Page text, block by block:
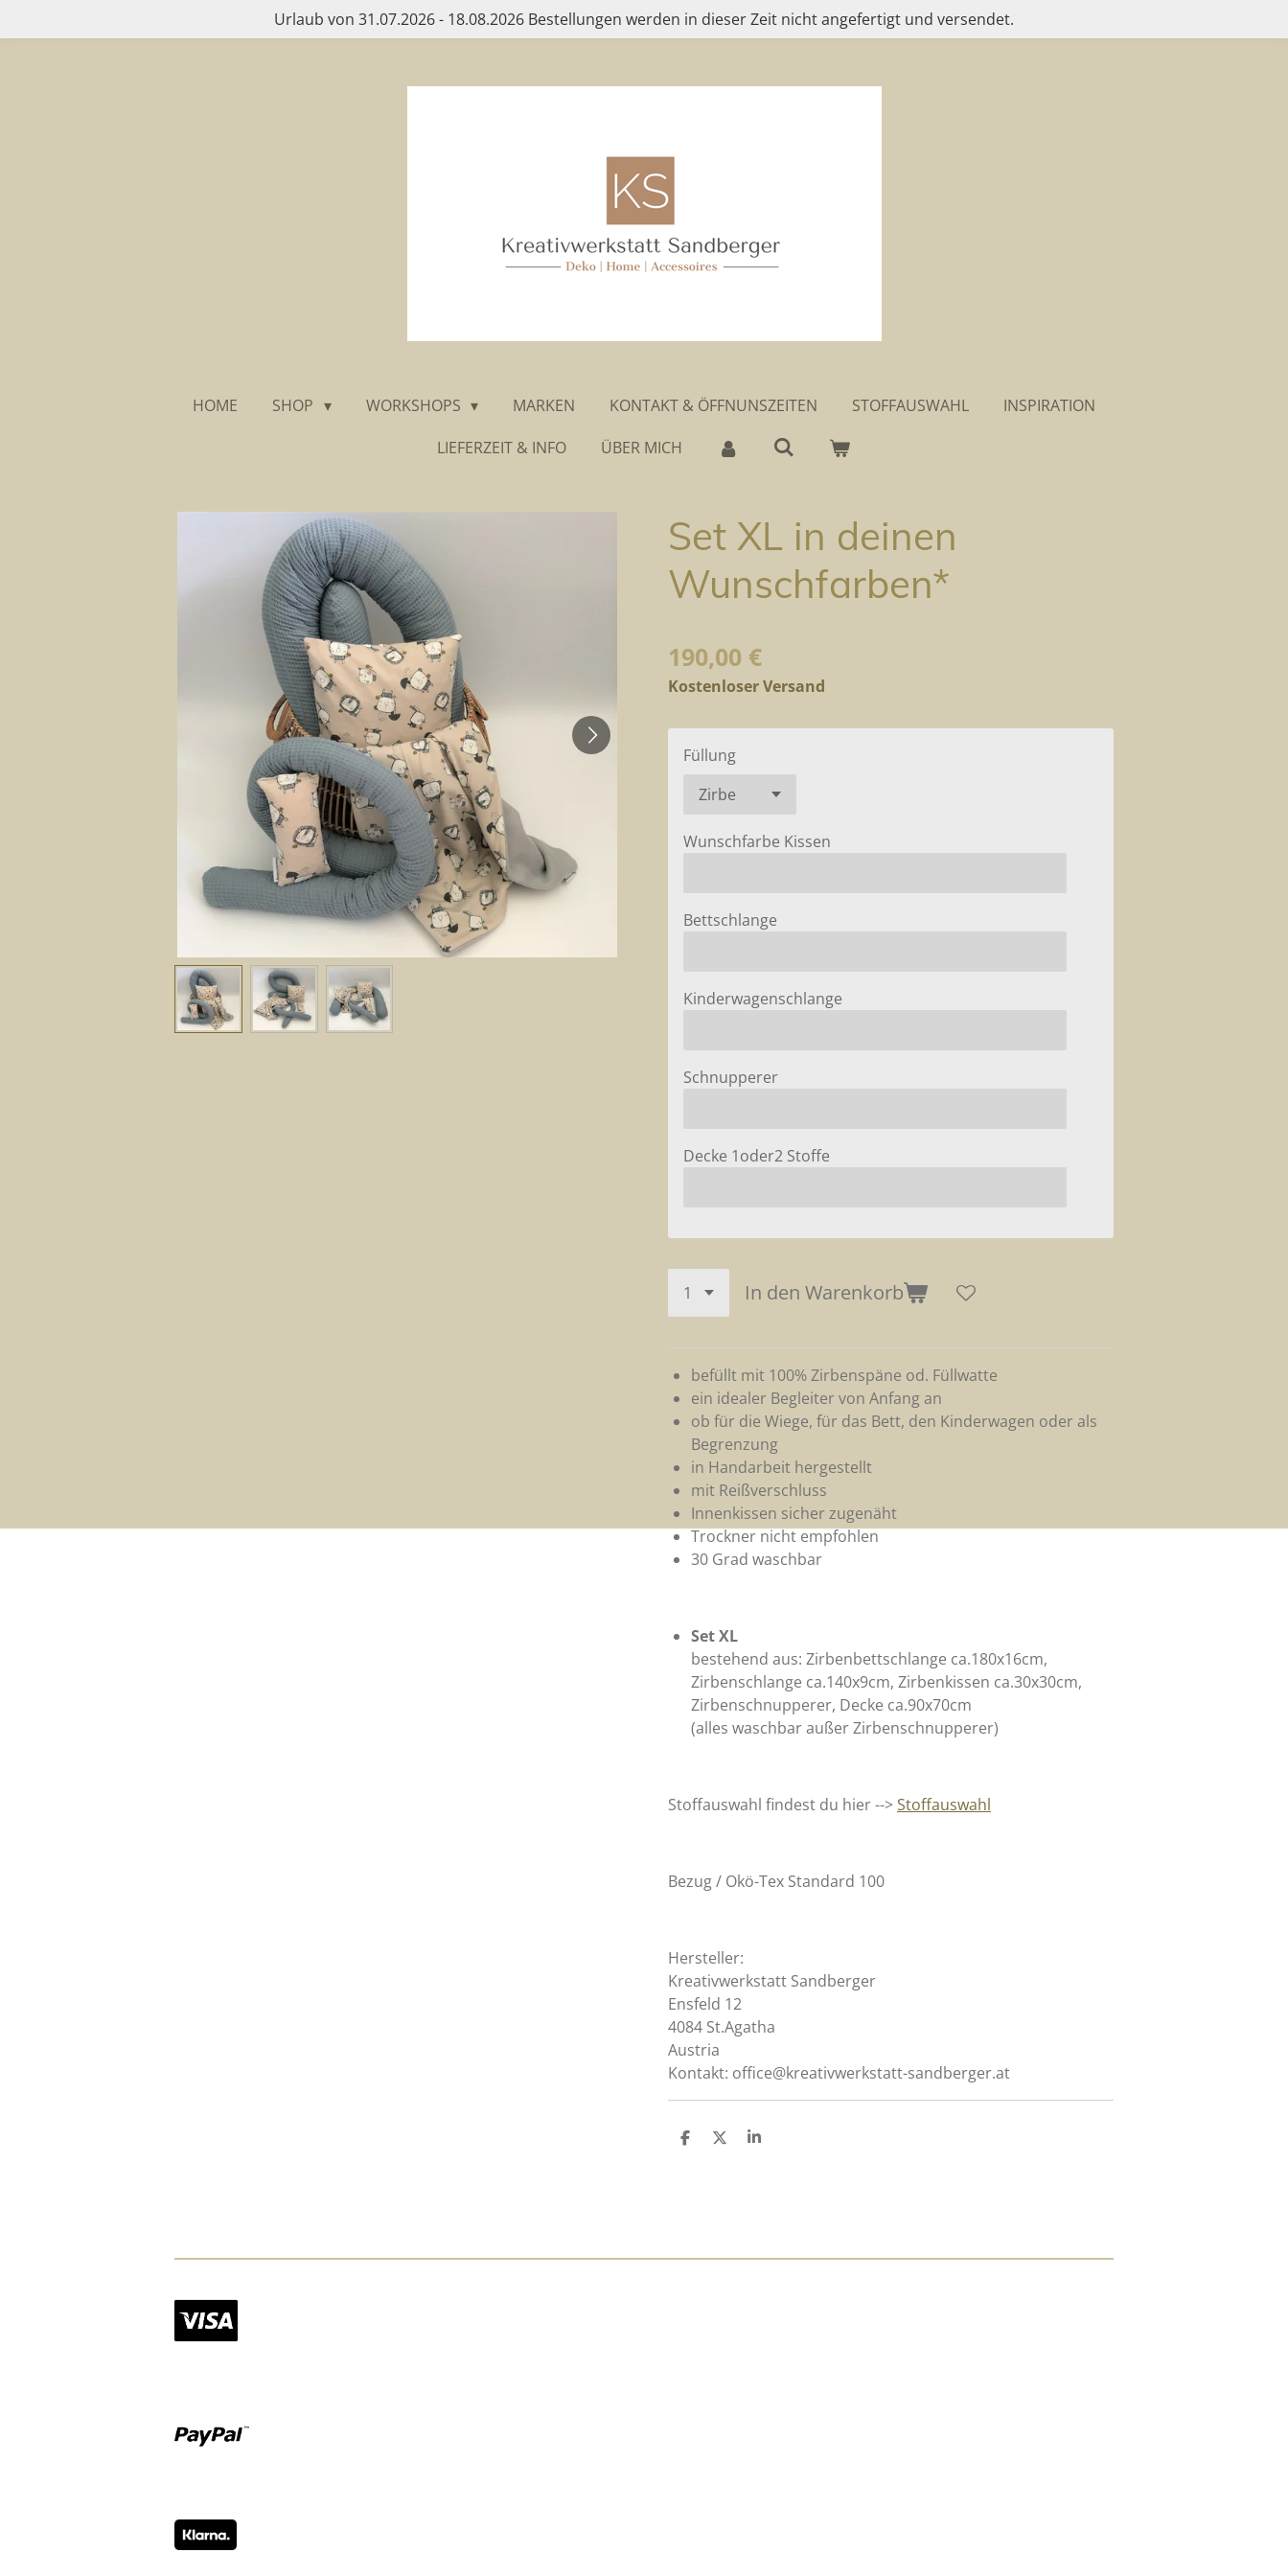
Hauptinhalt
Urlaub von 31.07.2026 - 18.08.2026 Bestellungen werden in dieser Zeit nicht angefertigt und versendet.
HOME SHOP WORKSHOPS MARKEN KONTAKT & ÖFFNUNSZEITEN STOFFAUSWAHL
INSPIRATION
LIEFERZEIT & INFO
ÜBER MICH
Set XL in deinen
Wunschfarben*
190,00 €
Kostenloser Versand
Füllung
Wunschfarbe Kissen
Bettschlange
Kinderwagenschlange
Schnupperer
Decke 1oder2 Stoffe
In den Warenkorb
befüllt mit 100% Zirbenspäne od. Füllwatte
ein idealer Begleiter von Anfang an
ob für die Wiege, für das Bett, den Kinderwagen oder als
Begrenzung
in Handarbeit hergestellt
mit Reißverschluss
Innenkissen sicher zugenäht
Trockner nicht empfohlen
30 Grad waschbar
Set XL
bestehend aus: Zirbenbettschlange ca.180x16cm,
Zirbenschlange ca.140x9cm, Zirbenkissen ca.30x30cm,
Zirbenschnupperer, Decke ca.90x70cm
(alles waschbar außer Zirbenschnupperer)
Stoffauswahl findest du hier -->Stoffauswahl
Bezug / Okö-Tex Standard 100
Hersteller:
Kreativwerkstatt Sandberger
Ensfeld 12
4084 St.Agatha
Austria
Kontakt: office@kreativwerkstatt-sandberger.at
T
T
T